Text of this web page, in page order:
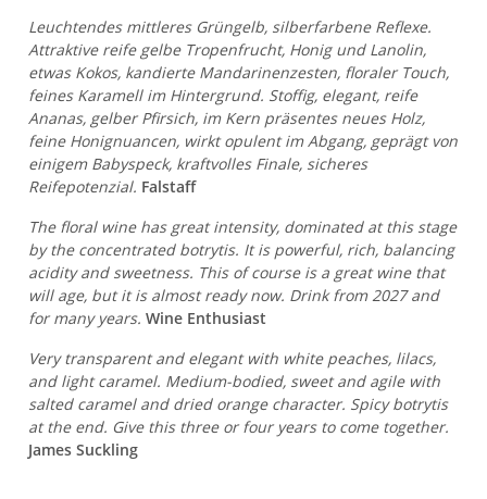
Leuchtendes mittleres Grüngelb, silberfarbene Reflexe.
Attraktive reife gelbe Tropenfrucht, Honig und Lanolin,
etwas Kokos, kandierte Mandarinenzesten, floraler Touch,
feines Karamell im Hintergrund. Stoffig, elegant, reife
Ananas, gelber Pfirsich, im Kern präsentes neues Holz,
feine Honignuancen, wirkt opulent im Abgang, geprägt von
einigem Babyspeck, kraftvolles Finale, sicheres
Reifepotenzial. Falstaff
The floral wine has great intensity, dominated at this stage
by the concentrated botrytis. It is powerful, rich, balancing
acidity and sweetness. This of course is a great wine that
will age, but it is almost ready now. Drink from 2027 and
for many years.Wine Enthusiast
Very transparent and elegant with white peaches, lilacs,
and light caramel. Medium-bodied, sweet and agile with
salted caramel and dried orange character. Spicy botrytis
at the end. Give this three or four years to come together.
James Suckling